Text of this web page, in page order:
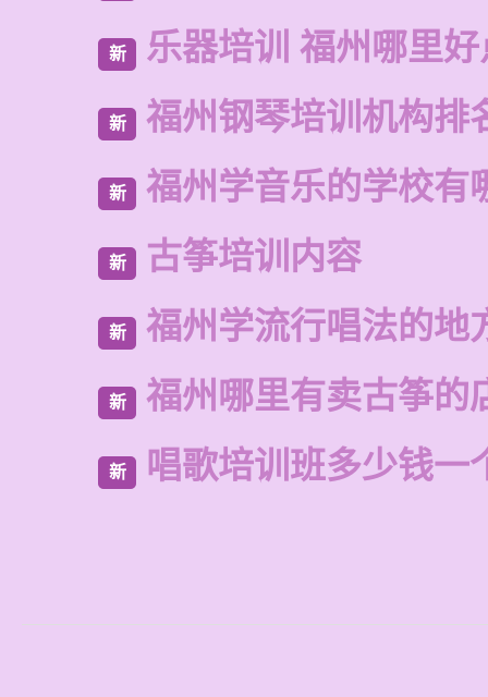
新 乐器培训 福州哪里
新 福州钢琴培训机构排
新 福州学音乐的学校有
新 古筝培训内容
新 福州学流行唱法的地
新 福州哪里有卖古筝的
新 唱歌培训班多少钱一